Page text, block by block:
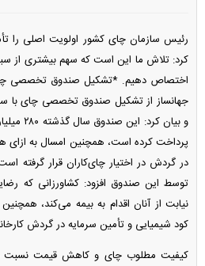
رئیس سازمان چای کشور اولویت اصلی را
کرد: تلاش ما این است که سهم بیشتری از
و بیان
در گردش در اختیار چای‌کاران قرار گرفته
توسط این صندوق افزود: کشاورزانی که
نیابت از آنان اقدام به بیمه می‌کند،
کود شیمیایی و تأمین سرمایه در گردش
کیفیت مطلوب چای و کاهش قیمت نسبت